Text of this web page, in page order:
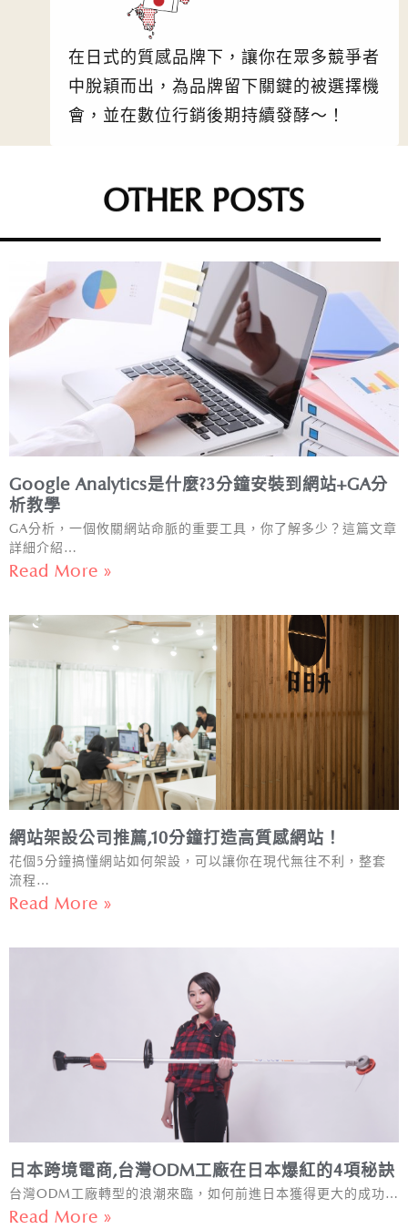
在日式的質感品牌下，讓你在眾多競爭者
中脫穎而出，為品牌留下關鍵的被選擇機
會，並在數位行銷後期持續發酵～！
OTHER POSTS
Google Analytics是什麼?3分鐘安裝到網站+GA分
析教學
GA分析，一個攸關網站命脈的重要工具，你了解多少？這篇文章
詳細介紹…
Read More »
網站架設公司推薦,10分鐘打造高質感網站！
花個5分鐘搞懂網站如何架設，可以讓你在現代無往不利，整套
流程…
Read More »
日本跨境電商,台灣ODM工廠在日本爆紅​的4項秘訣
台灣ODM工廠轉型的浪潮來臨，如何前進日本獲得更大的成功…
Read More »